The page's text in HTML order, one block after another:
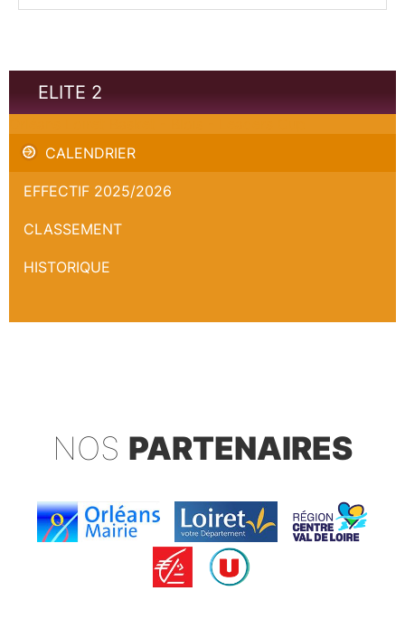
ELITE 2
CALENDRIER
EFFECTIF 2025/2026
CLASSEMENT
HISTORIQUE
NOS PARTENAIRES